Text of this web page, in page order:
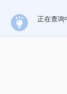
正在查询